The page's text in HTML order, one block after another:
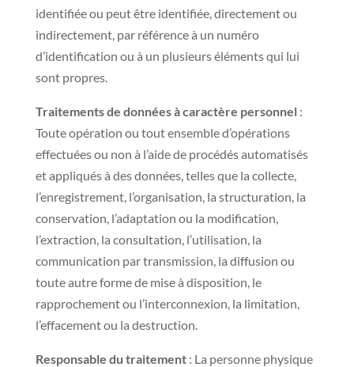
identifiée ou peut être identifiée, directement ou
indirectement, par référence à un numéro
d’identification ou à un plusieurs éléments qui lui
sont propres.
Traitements de données à caractère personnel :
Toute opération ou tout ensemble d’opérations
effectuées ou non à l’aide de procédés automatisés
et appliqués à des données, telles que la collecte,
l’enregistrement, l’organisation, la structuration, la
conservation, l’adaptation ou la modification,
l’extraction, la consultation, l’utilisation, la
communication par transmission, la diffusion ou
toute autre forme de mise à disposition, le
rapprochement ou l’interconnexion, la limitation,
l’effacement ou la destruction.
Responsable du traitement: La personne physique